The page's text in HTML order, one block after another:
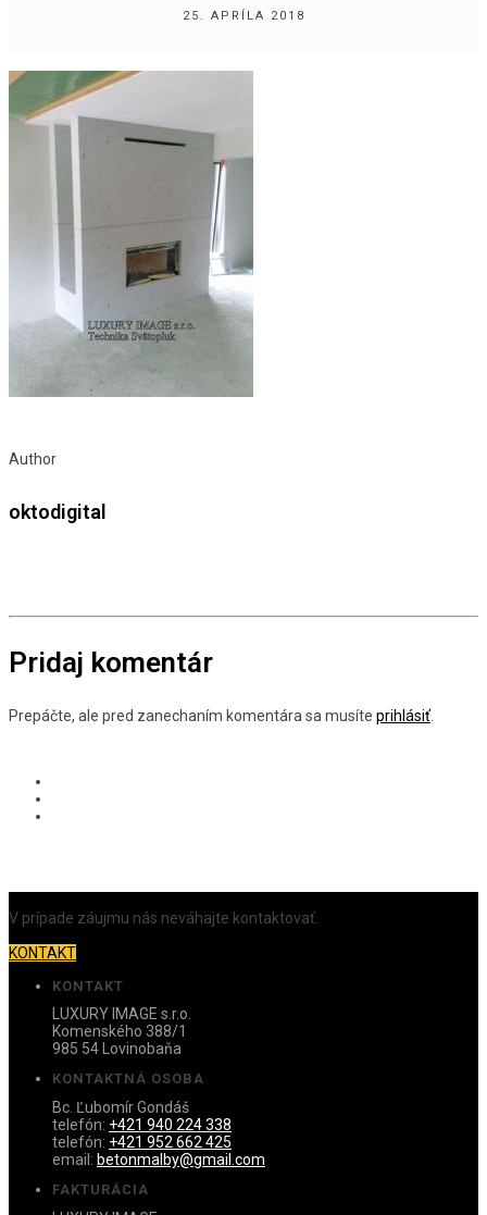
25. APRÍLA 2018
Author
oktodigital
Pridaj komentár
Prepáčte, ale pred zanechaním komentára sa musíte prihlásiť
V prípade záujmu nás neváhajte kontaktovať.
KONTAKT
KONTAKT
LUXURY IMAGE s.r.o.
Komenského 388/1
985 54 Lovinobaňa
KONTAKTNÁ OSOBA
Bc. Ľubomír Gondáš
telefón: +421 940 224 338
telefón: +421 952 662 425
email: betonmalby@gmail.com
FAKTURÁCIA